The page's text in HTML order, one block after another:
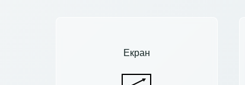
Екран